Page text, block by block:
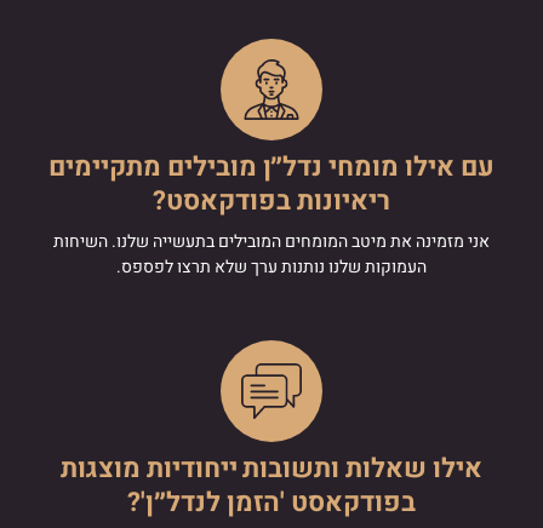
עם אילו מומחי נדל״ן מובילים מתקיימים
ריאיונות בפודקאסט?
אני מזמינה את מיטב המומחים המובילים בתעשייה שלנו. השיחות
העמוקות שלנו נותנות ערך שלא תרצו לפספס.
אילו שאלות ותשובות ייחודיות מוצגות
בפודקאסט 'הזמן לנדל״ן'?